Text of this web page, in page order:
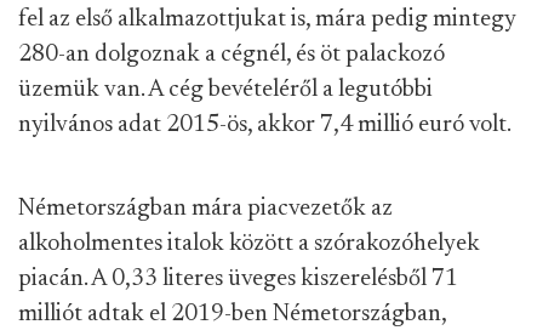
fel az első alkalmazottjukat is, mára pedig mintegy
280-an dolgoznak a cégnél, és öt palackozó
üzemük van. A cég bevételéről a legutóbbi
nyilvános adat 2015-ös, akkor 7,4 millió euró volt.
Németországban mára piacvezetők az
alkoholmentes italok között a szórakozóhelyek
piacán. A 0,33 literes üveges kiszerelésből 71
milliót adtak el 2019-ben Németországban,